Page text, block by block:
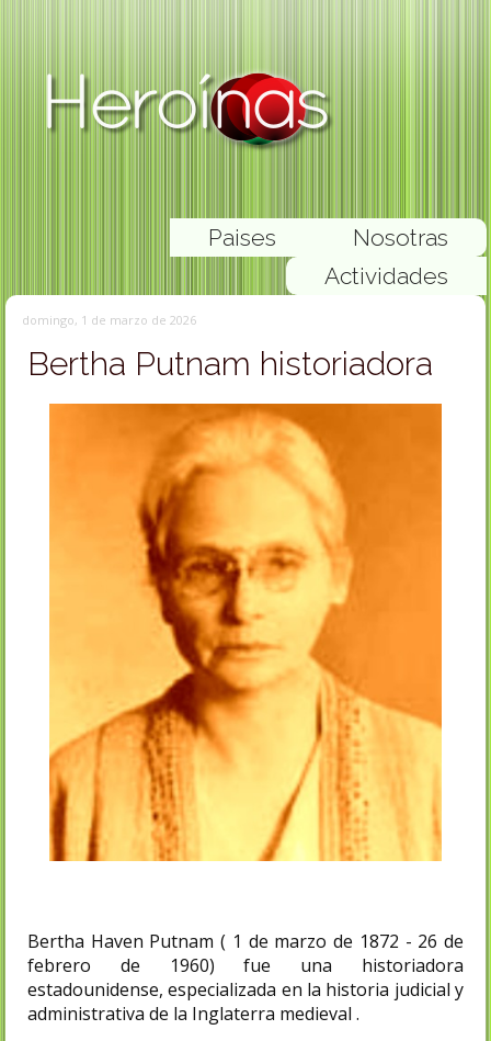
Nosotras
Paises
Actividades
domingo, 1 de marzo de 2026
Bertha Putnam historiadora
Bertha Haven Putnam ( 1 de marzo de 1872 - 26 de
febrero de 1960) fue una historiadora
estadounidense, especializada en la historia judicial y
administrativa de la Inglaterra medieval .